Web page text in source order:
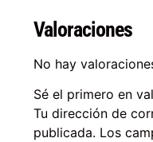
Valoraciones
No hay
Sé el primero en
Tu dirección de
publicada. Los